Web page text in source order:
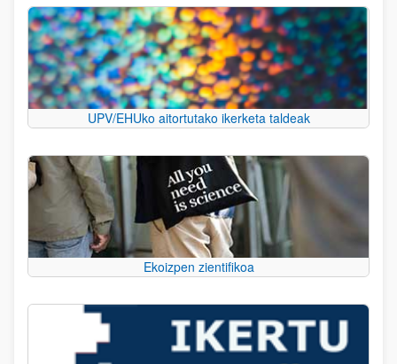
UPV/EHUko aitortutako ikerketa taldeak
Ekoizpen zientifikoa